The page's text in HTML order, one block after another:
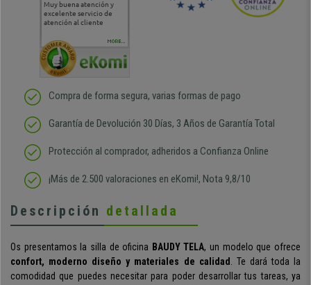
Muy buena atención y
excelente servicio de
atención al cliente
Muy buena atención de
cara al asesoramiento
Si estoy contento
MORE...
Compra de forma segura, varias formas de pago
Garantía de Devolución 30 Días, 3 Años de Garantía Total
Protección al comprador, adheridos a Confianza Online
¡Más de 2.500 valoraciones en eKomi!, Nota 9,8/10
Descripción detallada
Os presentamos la silla de oficina BAUDY TELA, un modelo que ofrece
confort, moderno diseño y materiales de calidad
Te dará toda la
comodidad que puedes necesitar para poder desarrollar tus tareas, ya